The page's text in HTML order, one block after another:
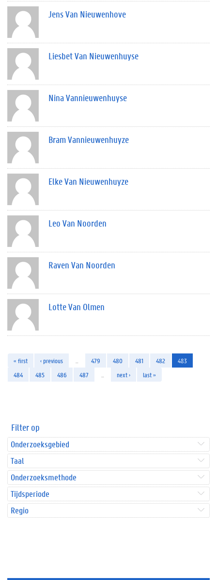
Jens Van Nieuwenhove
Liesbet Van Nieuwenhuyse
Nina Vannieuwenhuyse
Bram Vannieuwenhuyze
Elke Van Nieuwenhuyze
Leo Van Noorden
Raven Van Noorden
Lotte Van Olmen
« first ‹ previous 479 480 481 482
483
484
485 486 487 next › last »
Filter op
Onderzoeksgebied
Taal
Onderzoeksmethode
Tijdsperiode
Regio